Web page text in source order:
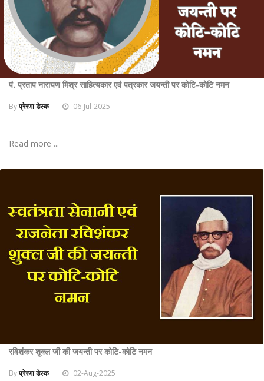
पं. प्रताप नारायण मिश्र साहित्यकार एवं पत्रकार जयन्ती पर कोटि-कोटि नमन
Byप्रेरणा डेस्क 06-Jul-2025
Read more ...
रविशंकर शुक्ल जी की जयन्ती पर कोटि-कोटि नमन
Byप्रेरणा डेस्क 02-Aug-2025